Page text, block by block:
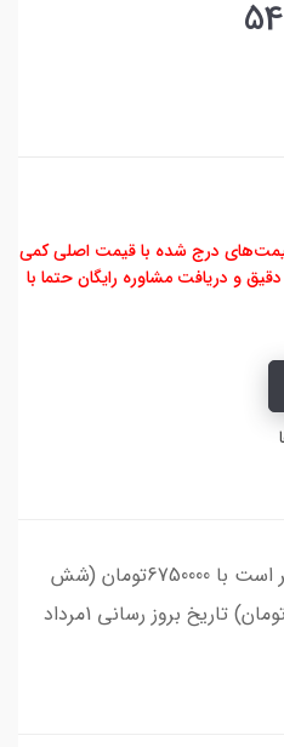
درج شده با قیمت اصلی کمی
و دریافت مشاوره رایگان حتما با
قیمت فروش صندلی AE540برابر است با 6750000تومان (شش
میلیون و هفتصد و پنجاه هزار تومان) تاریخ بروز رسانی 1مرداد